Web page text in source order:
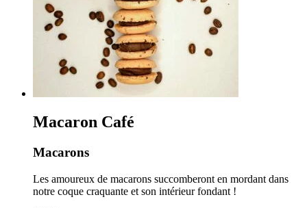
Macaron Café
Macarons
Les amoureux de macarons succomberont en mordant dans
notre coque craquante et son intérieur fondant !